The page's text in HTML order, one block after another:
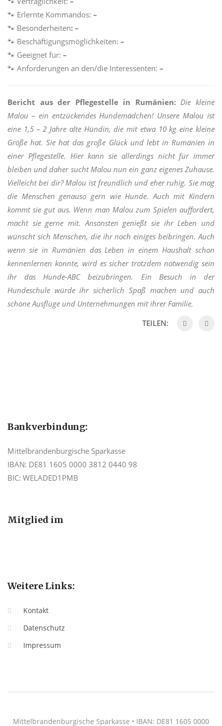
🐾 Erlernte Kommandos: –
🐾 Besonderheiten: –
🐾 Beschäftigungsmöglichkeiten: –
🐾 Geeignet für: –
🐾 Anforderungen an den/die Interessenten: –
Bericht aus der Pflegestelle in Rumänien:Die kleine
Malou – ein entzückendes Hundemädchen! Unsere Malou ist
eine 1,5 – 2 Jahre alte Hündin, die mit etwa 10 kg eine kleine
Größe hat. Sie hat das große Glück und lebt in Rumänien in
einer Pflegestelle. Hier kann sie allerdings nicht für immer
bleiben und daher sucht Malou nun ein ganz eigenes Zuhause.
Vielleicht bei dir? Malou ist freundlich und eher ruhig. Sie mag
die Menschen genauso gern wie Hunde. Auch mit Kindern
kommt sie gut aus. Wenn man Malou zum Spielen auffordert,
macht sie gerne mit. Ansonsten genießt sie ihr Leben und
wünscht sich Menschen, die ihr noch einiges beibringen. Auch
wenn sie in Rumänien das Leben in einem Haushalt schon
kennenlernen konnte, wird es sicher trotzdem notwendig sein
ihr das Hunde-ABC beizubringen. Ein Besuch in der
Hundeschule würde ihr sicherlich Spaß machen und auch
schöne Ausflüge und Unternehmungen mit ihrer Familie.
TEILEN:
Bankverbindung:
Mittelbrandenburgische Sparkasse
IBAN: DE81 1605 0000 3812 0440 98
BIC: WELADED1PMB
Mitglied im
Weitere Links:
Kontakt
Datenschutz
Impressum
Mittelbrandenburgische Sparkasse • IBAN: DE81 1605 0000